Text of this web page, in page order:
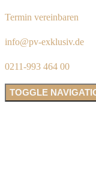
Termin vereinbaren
info@pv-exklusiv.de
0211-993 464 00
TOGGLE